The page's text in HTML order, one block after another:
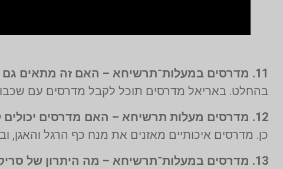
11. מדרסים במעלות־תרשיחא – האם זה מתאים גם לבעלי סכרת?
בהחלט. באריאל מדרסים תוכל לקבל מדרסים עם
12. מדרסים מעלות תרשיחא – האם מדרסים יכולים לשפר כאבים בגב תחתון?
כן. מדרסים איכותיים מאזנים את מנח כף הרגל
13. מדרסים במעלות־תרשיחא – מה היתרון של סריקת תלת־ממד?